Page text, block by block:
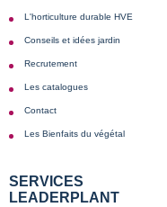
L'horticulture durable HVE
Conseils et idées jardin
Recrutement
Les catalogues
Contact
Les Bienfaits du végétal
SERVICES
LEADERPLANT